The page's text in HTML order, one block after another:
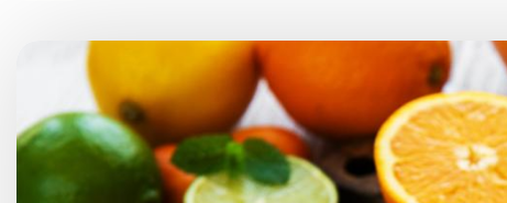
Choroby laryngologiczne